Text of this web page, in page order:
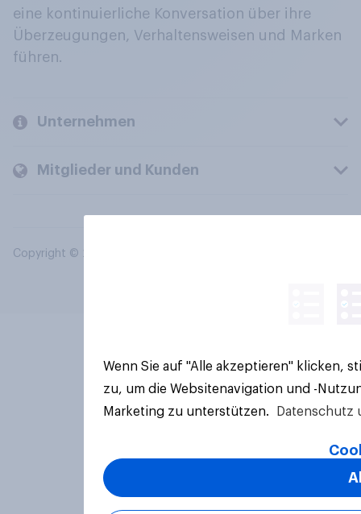
eine kontinuierliche Konversation über ihre
Überzeugungen, Verhaltensweisen und Marken
führen.
Unternehmen
Mitglieder und Kunden
Copyright © 2026 YouGov PLC. Alle Rechte vorbehalten.
Wenn Sie auf "Alle akzeptieren" klicken,
zu, um die Websitenavigation und -
Marketing zu unterstützen.
Datenschutz